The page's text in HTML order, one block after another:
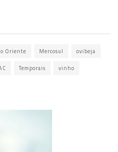
Oriente Mercosul ovibeja
Temporais vinho